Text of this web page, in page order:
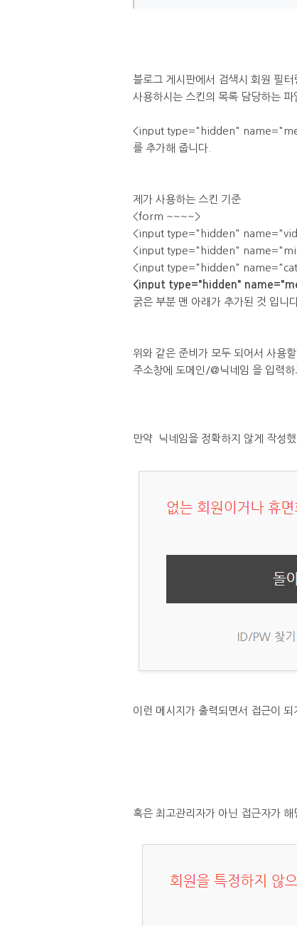
블로그 게시판에서 검색시 회원 필
사용하시는 스킨의 목록 담당하는
<input type="hidden"
를 추가해 줍니다.
제가 사용하는 스킨 기준
<form ~~~~>
<input type="hidden"
<input type="hidden"
<input type="hidden"
<input type="hidden"
굵은 부분 맨 아래가 추가된 것 입니
위와 같은 준비가 모두 되어서 사용
주소창에 도메인/@닉네임 을 입력
만약 닉네임을 정확하지 않게 작성
이런 메시지가 출력되면서 접근이 되
혹은 최고관리자가 아닌 접근자가